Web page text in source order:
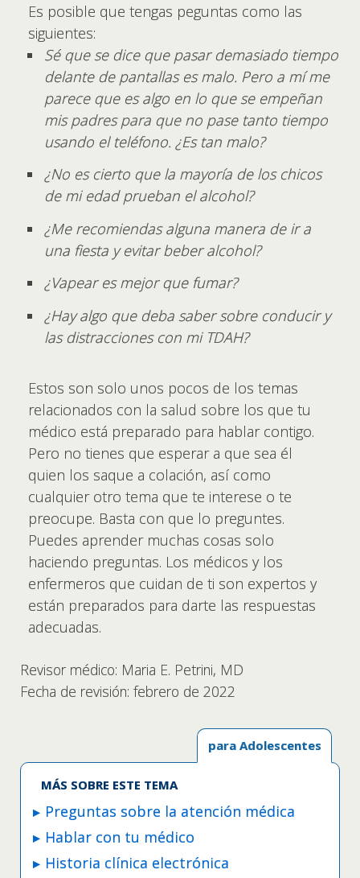
Es posible que tengas peguntas como las
siguientes:
Sé que se dice que pasar demasiado tiempo
delante de pantallas es malo. Pero a mí me
parece que es algo en lo que se empeñan
mis padres para que no pase tanto tiempo
usando el teléfono. ¿Es tan malo?
¿No es cierto que la mayoría de los chicos
de mi edad prueban el alcohol?
¿Me recomiendas alguna manera de ir a
una fiesta y evitar beber alcohol?
¿Vapear es mejor que fumar?
¿Hay algo que deba saber sobre conducir y
las distracciones con mi TDAH?
Estos son solo unos pocos de los temas
relacionados con la salud sobre los que tu
médico está preparado para hablar contigo.
Pero no tienes que esperar a que sea él
quien los saque a colación, así como
cualquier otro tema que te interese o te
preocupe. Basta con que lo preguntes.
Puedes aprender muchas cosas solo
haciendo preguntas. Los médicos y los
enfermeros que cuidan de ti son expertos y
están preparados para darte las respuestas
adecuadas.
Revisor médico: Maria E. Petrini, MD
Fecha de revisión: febrero de 2022
para Adolescentes
MÁS SOBRE ESTE TEMA
Preguntas sobre la atención médica
Hablar con tu médico
Historia clínica electrónica